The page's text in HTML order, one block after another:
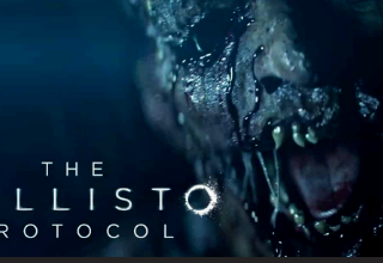
UNREAL
ENGINE